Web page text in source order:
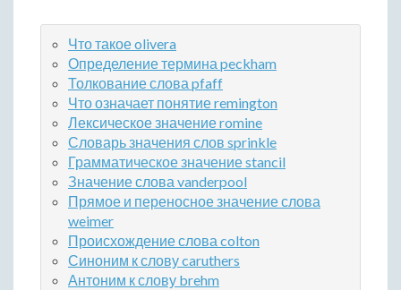
Что такое olivera
Определение термина peckham
Толкование слова pfaff
Что означает понятие remington
Лексическое значение romine
Словарь значения слов sprinkle
Грамматическое значение stancil
Значение слова vanderpool
Прямое и переносное значение слова
weimer
Происхождение слова colton
Синоним к слову caruthers
Антоним к слову brehm